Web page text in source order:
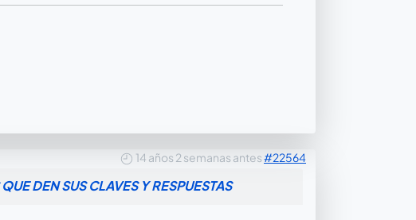
14 años 2 semanas antes#22564
DEN SUS CLAVES Y RESPUESTAS